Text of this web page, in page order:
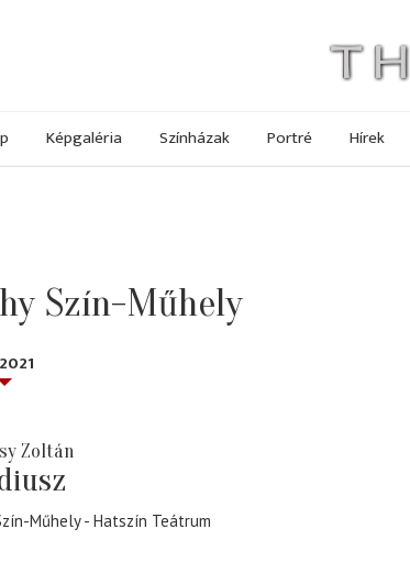
Képgaléria Színházak Portré Hírek
Szín-Műhely
Zoltán
Műhely Hatszín Teátrum